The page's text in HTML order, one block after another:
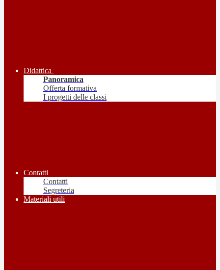
Didattica
Panoramica
Offerta formativa
I progetti delle classi
Contatti
Contatti
Segreteria
Materiali utili